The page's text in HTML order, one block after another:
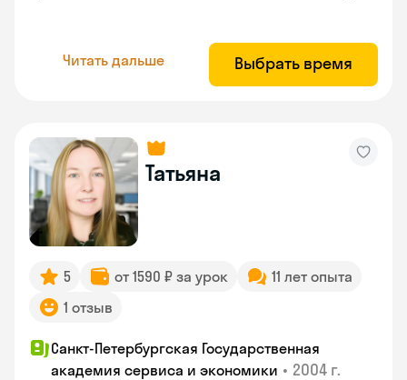
Читать дальше Выбрать время
Татьяна
5 от 1590 ₽ за урок
11 лет опыта
1 отзыв
Санкт-Петербургская Государственная
академия сервиса и экономики • 2004 г.